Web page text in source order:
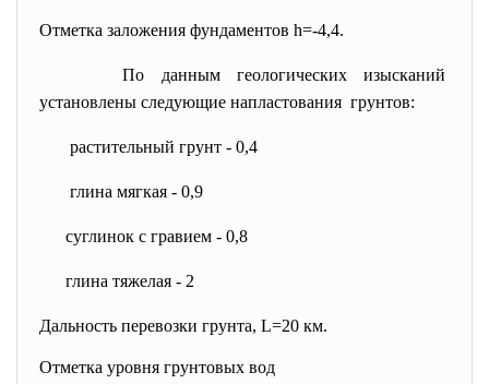
Отметка заложения фундаментов h=-4,4.
По данным геологических изысканий
установлены следующие напластования грунтов:
растительный грунт - 0,4
глина мягкая - 0,9
суглинок с гравием - 0,8
глина тяжелая - 2
Дальность перевозки грунта, L=20 км.
Отметка уровня грунтовых вод